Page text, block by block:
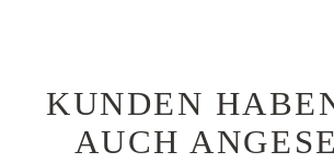
Produktgalerie überspringen
KUNDEN
AUCH